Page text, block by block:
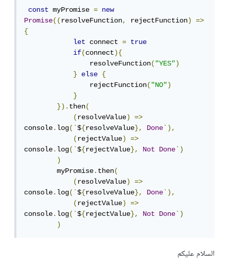
const myPromise =
new
Promise((resolveFunction, rejectFunction)
=>
{
let
connect =
true
if(connect){
                resolveFunction
("YES")
}
else
{
                rejectFunction
("NO")
}
}).then(
(resolveValue)
=>
console.log(`${resolveValue}, Done`),
(rejectValue)
=>
console.log(`${rejectValue}, Not Done`)
)
        myPromise
.then(
(resolveValue)
=>
console.log(`${resolveValue}, Done`),
(rejectValue)
=>
console.log(`${rejectValue}, Not Done`)
)
السلام عليكم